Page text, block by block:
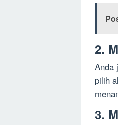
2.
Anda
pilih
3.